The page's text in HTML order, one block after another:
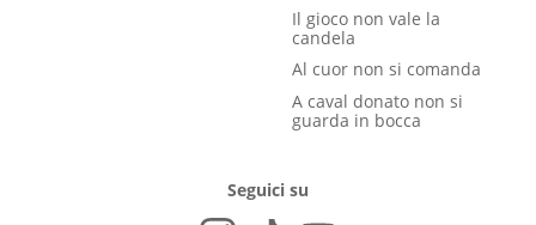
Il gioco non vale la
candela
Al cuor non si comanda
A caval donato non si
guarda in bocca
Seguici su